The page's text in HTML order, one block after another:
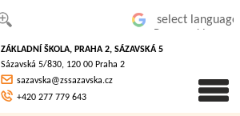
písmo
ZÁKLADNÍ ŠKOLA, PRAHA 2, SÁZAVSKÁ 5
Sázavská 5/830, 120 00 Praha 2
sazavska@zssazavska.cz
+420 277 779 643